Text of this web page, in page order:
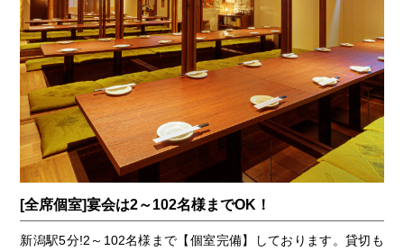
[全席個室]宴会は2～102名様までOK！
新潟駅5分!2～102名様まで【個室完備】しております。貸切も